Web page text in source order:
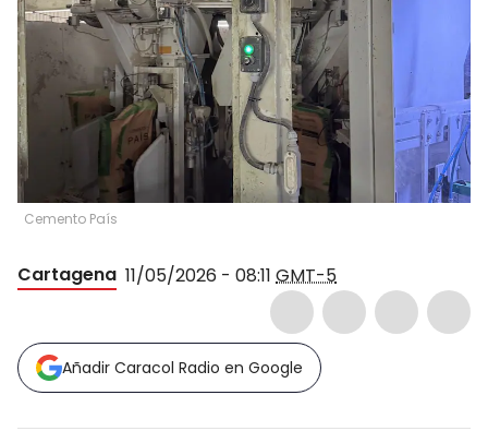
Cemento País
Cartagena 11/05/2026 - 08:11 GMT-5
Añadir Caracol Radio en Google